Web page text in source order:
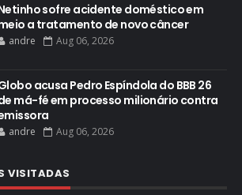
sofre acidente doméstico em
a tratamento de novo câncer
andre Aug 06, 2026
acusa Pedro Espíndola do BBB 26
má-fé em processo milionário contra
andre Aug 06, 2026
VISITADAS